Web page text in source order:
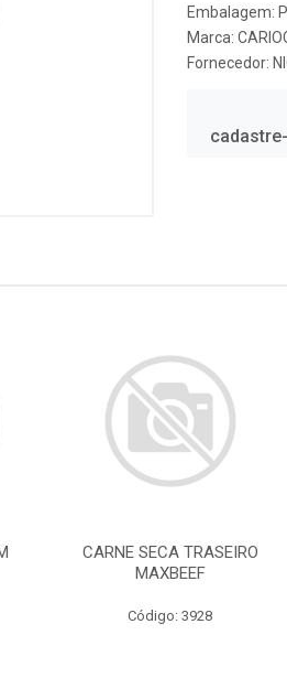
Embalagem:
Marca:
Fornecedor:
CARNE SECA TRASEIRO
MAXBEEF
Código: 3928